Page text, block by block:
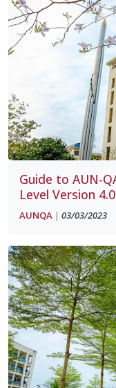
Guide to AUN-
Level Version 4.0
AUNQA | 03/03/2023